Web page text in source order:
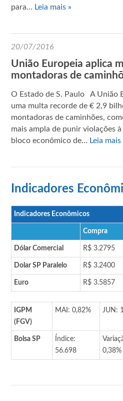
para… Leia mais »
20/07/2016
União Europeia aplica
montadoras de
O Estado de S. Paulo A União
uma multa recorde de € 2,9
montadoras de caminhões,
mais ampla de punir violações
bloco econômico de… Leia mais
Indicadores
Indicadores Econômicos
Compra
Dólar Comercial R$ 3.2795
Dolar SP Paralelo R$ 3.2400
Euro R$ 3.5857
IGPM
(FGV)
MAI: 0,82% JUN:
Bolsa SP
Índice:
56.698
0,38%